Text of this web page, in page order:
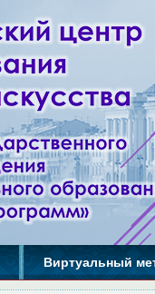
Виртуальный